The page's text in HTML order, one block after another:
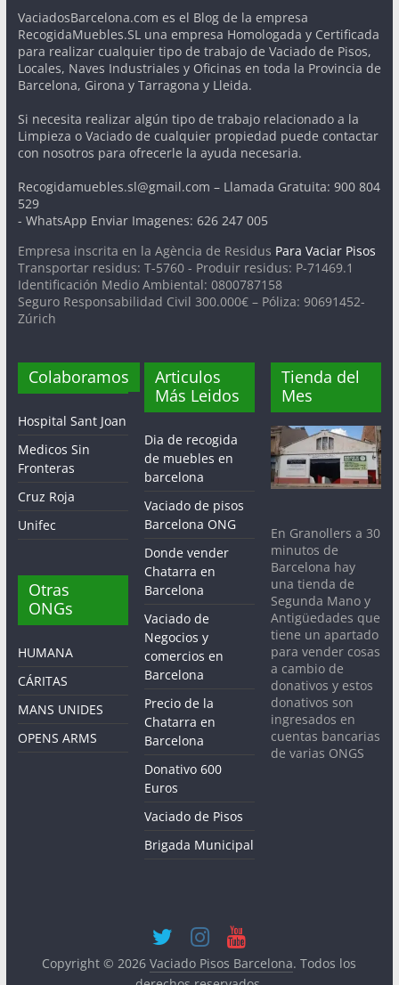
VaciadosBarcelona.com es el Blog de la empresa
RecogidaMuebles.SL una empresa Homologada y Certificada
para realizar cualquier tipo de trabajo de Vaciado de Pisos,
Locales, Naves Industriales y Oficinas en toda la Provincia de
Barcelona, Girona y Tarragona y Lleida.
Si necesita realizar algún tipo de trabajo relacionado a la
Limpieza o Vaciado de cualquier propiedad puede contactar
con nosotros para ofrecerle la ayuda necesaria.
Recogidamuebles.sl@gmail.com – Llamada Gratuita: 900 804
529
- WhatsApp Enviar Imagenes: 626 247 005
Empresa inscrita en la Agència de Residus Para Vaciar Pisos
Transportar residus: T-5760 - Produir residus: P-71469.1
Identificación Medio Ambiental: 0800787158
Seguro Responsabilidad Civil 300.000€ – Póliza: 90691452-
Zúrich
Colaboramos
Hospital Sant Joan
Medicos Sin
Fronteras
Cruz Roja
Unifec
Otras
ONGs
HUMANA
CÁRITAS
MANS UNIDES
OPENS ARMS
Articulos
Más Leidos
Dia de recogida
de muebles en
barcelona
Vaciado de pisos
Barcelona ONG
Donde vender
Chatarra en
Barcelona
Vaciado de
Negocios y
comercios en
Barcelona
Precio de la
Chatarra en
Barcelona
Donativo 600
Euros
Vaciado de Pisos
Brigada Municipal
Tienda del
Mes
En Granollers a 30
minutos de
Barcelona hay
una tienda de
Segunda Mano y
Antigüedades que
tiene un apartado
para vender cosas
a cambio de
donativos y estos
donativos son
ingresados en
cuentas bancarias
de varias ONGS
Copyright © 2026Vaciado Pisos Barcelona. Todos los